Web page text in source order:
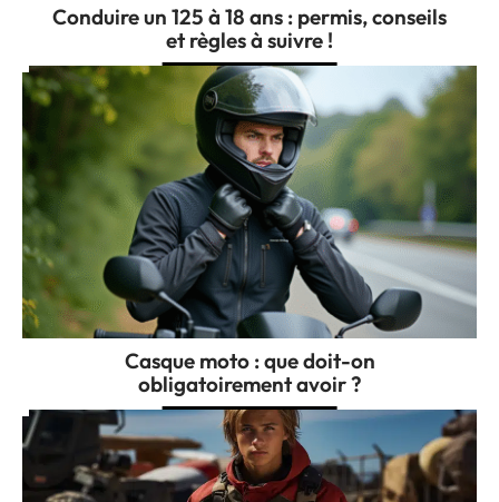
Conduire un 125 à 18 ans : permis, conseils
et règles à suivre !
Casque moto : que doit-on
obligatoirement avoir ?